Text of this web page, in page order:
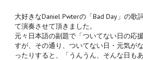
大好きなDaniel Pwterの「Bad Day」の歌
て演奏させて頂きました。
元々日本語の副題で「ついてない日の応
すが、その通り、ついてない日・元気が
ったりすると、「うんうん、そんな日も